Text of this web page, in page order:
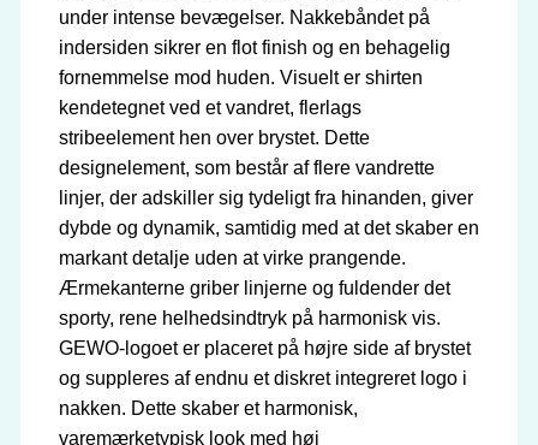
under intense bevægelser. Nakkebåndet på
indersiden sikrer en flot finish og en behagelig
fornemmelse mod huden. Visuelt er shirten
kendetegnet ved et vandret, flerlags
stribeelement hen over brystet. Dette
designelement, som består af flere vandrette
linjer, der adskiller sig tydeligt fra hinanden, giver
dybde og dynamik, samtidig med at det skaber en
markant detalje uden at virke prangende.
Ærmekanterne griber linjerne og fuldender det
sporty, rene helhedsindtryk på harmonisk vis.
GEWO-logoet er placeret på højre side af brystet
og suppleres af endnu et diskret integreret logo i
nakken. Dette skaber et harmonisk,
varemærketypisk look med høj